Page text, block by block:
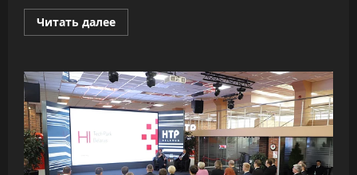
Читать далееПрочитать
больше
ИИ
почти
удвоил
скорость
разработки
софта,
обрушив
качество